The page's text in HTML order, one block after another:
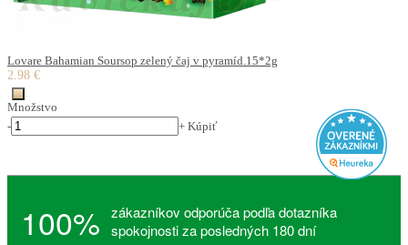
Lovare Bahamian Soursop zelený čaj v pyramíd.15*2g
2.98 €
Množstvo
-
+ Kúpiť
100%
zákazníkov odporúča podľa dotazníka
spokojnosti za posledných 180 dní